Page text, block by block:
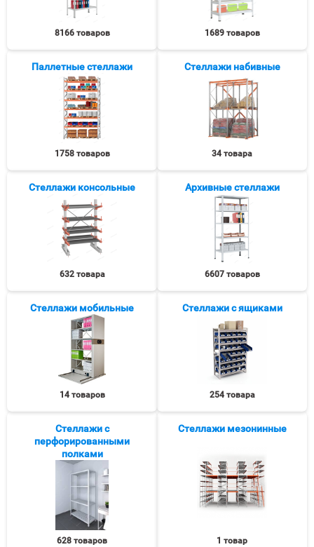
8166 товаров 1689 товаров
Паллетные стеллажи
1758 товаров
Стеллажи набивные
34 товара
Стеллажи консольные
632 товара
Архивные стеллажи
6607 товаров
Стеллажи мобильные
14 товаров
Стеллажи с ящиками
254 товара
Стеллажи с
перфорированными
полками
628 товаров
Стеллажи мезонинные
1 товар